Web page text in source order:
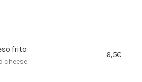
frito
cheese
6,5€